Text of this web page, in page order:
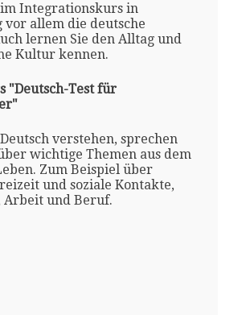
Integrationskurs in
vor allem die deutsche
lernen Sie den Alltag und
Kultur kennen.
"Deutsch-Test für
verstehen, sprechen
wichtige Themen aus dem
Zum Beispiel über
und soziale Kontakte,
Arbeit und Beruf.